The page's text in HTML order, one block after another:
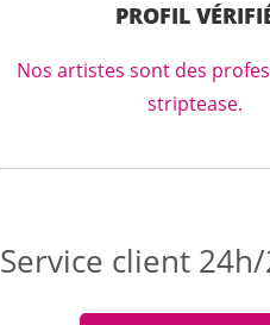
PROFIL
Nos artistes sont des
striptease.
Service client